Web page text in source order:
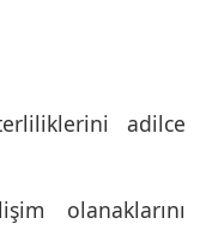
adilce
olanaklarını